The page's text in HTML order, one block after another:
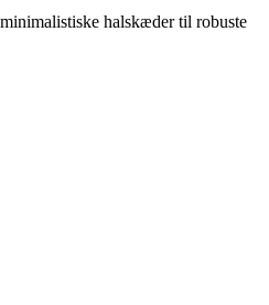
halskæder til robuste